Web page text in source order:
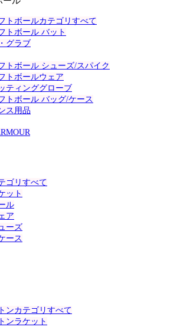
トボールカテゴリすべて
トボール バット
グラブ
トボール シューズ/スパイク
トボールウェア
ティンググローブ
トボール バッグ/ケース
ス用品
ゴリすべて
ット
ル
ア
ーズ
ース
ンカテゴリすべて
ンラケット